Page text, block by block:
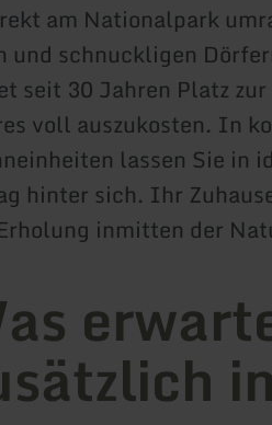
am Nationalpark
und schnuckligen
seit 30 Jahren Platz
voll auszukosten. In
lassen Sie in
hinter sich. Ihr
inmitten der